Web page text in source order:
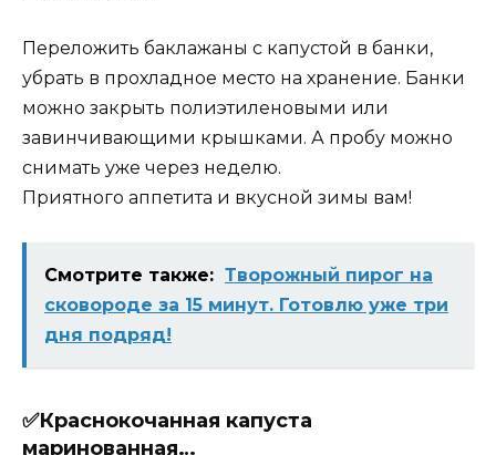
Переложить баклажаны с капустой в банки,
убрать в прохладное место на хранение. Банки
можно закрыть полиэтиленовыми или
завинчивающими крышками. А пробу можно
снимать уже через неделю.
Приятного аппетита и вкусной зимы вам!
Смотрите также: Творожный пирог на
сковороде за 15 минут. Готовлю уже три
дня подряд!
✅Краснокочанная капуста
маринованная…